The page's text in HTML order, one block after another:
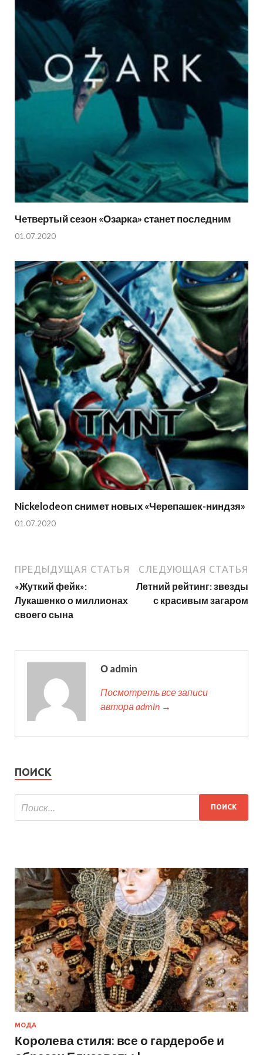
Четвертый сезон «Озарка» станет последним
01.07.2020
Nickelodeon снимет новых «Черепашек-ниндзя»
01.07.2020
ПРЕДЫДУЩАЯ СТАТЬЯ
«Жуткий фейк»:
Лукашенко о миллионах
своего сына
СЛЕДУЮЩАЯ СТАТЬЯ
Летний рейтинг: звезды
с красивым загаром
О admin
Посмотреть все записи
автора admin →
ПОИСК
МОДА
Королева стиля: все о гардеробе и